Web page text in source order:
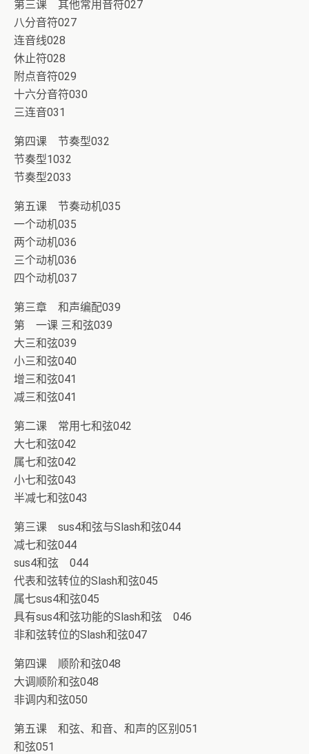
第三课 其他常用音符027
八分音符027
连音线028
休止符028
附点音符029
十六分音符030
三连音031
第四课 节奏型032
节奏型1032
节奏型2033
第五课 节奏动机035
一个动机035
两个动机036
三个动机036
四个动机037
第三章 和声编配039
第 一课 三和弦039
大三和弦039
小三和弦040
增三和弦041
减三和弦041
第二课 常用七和弦042
大七和弦042
属七和弦042
小七和弦043
半减七和弦043
第三课 sus4和弦与Slash和弦044
减七和弦044
sus4和弦 044
代表和弦转位的Slash和弦045
属七sus4和弦045
具有sus4和弦功能的Slash和弦 046
非和弦转位的Slash和弦047
第四课 顺阶和弦048
大调顺阶和弦048
非调内和弦050
第五课 和弦、和音、和声的区别051
和弦051